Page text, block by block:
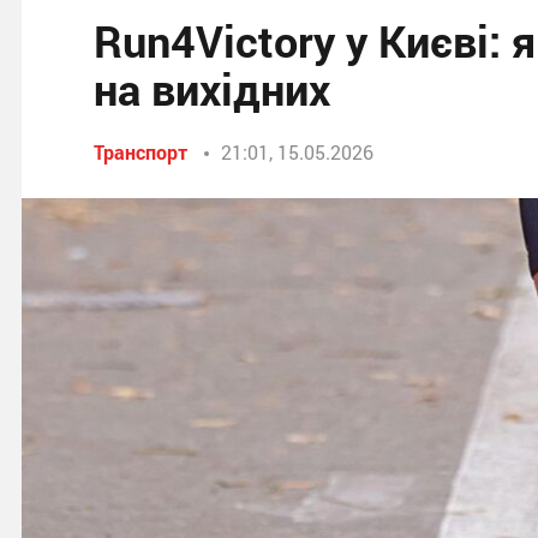
Run4Victory у Києві:
на вихідних
Транспорт 21:01, 15.05.2026